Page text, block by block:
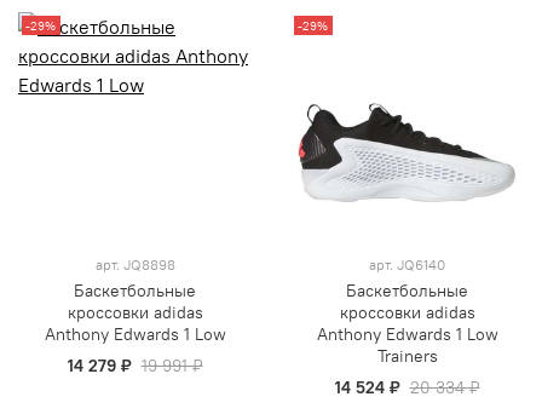
-29%
арт. JQ8898
Баскетбольные
кроссовки adidas
Anthony Edwards 1 Low
14 279 ₽ 19 991 ₽
-29%
арт. JQ6140
Баскетбольные
кроссовки adidas
Anthony Edwards 1 Low
Trainers
14 524 ₽ 20 334 ₽